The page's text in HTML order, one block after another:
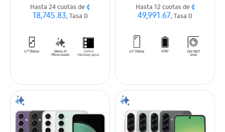
Hasta 24 cuotas de¢
18,745.83, Tasa 0
Hasta 12 cuotas de¢
49,991.67, Tasa 0